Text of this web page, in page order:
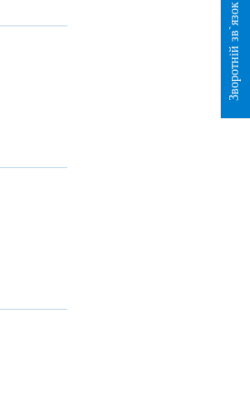
Зворотній зв`язок